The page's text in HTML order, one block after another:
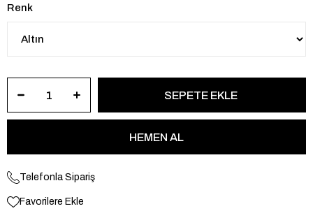
Renk
Telefonla Sipariş
Favorilere Ekle